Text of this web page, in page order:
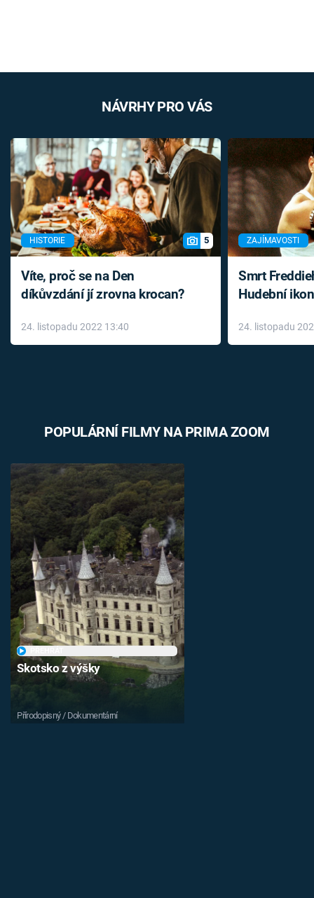
NÁVRHY PRO VÁS
HISTORIE 5
Víte, proč se na Den
díkůvzdání jí zrovna krocan?
24. listopadu 2022 13:40
ZAJÍMAVOSTI
Smrt
Hudební
léky
24. listopadu
POPULÁRNÍ FILMY NA PRIMA ZOOM
Skotsko z výšky
Přírodopisný / Dokumentární